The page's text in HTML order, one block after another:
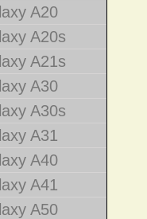
A20
A20s
A21s
A30
A30s
A31
A40
A41
A50